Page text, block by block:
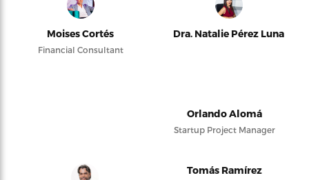
Moises Cortés
Financial Consultant
Dra. Natalie Pérez Luna
Orlando Alomá
Startup Project Manager
Tomás Ramírez